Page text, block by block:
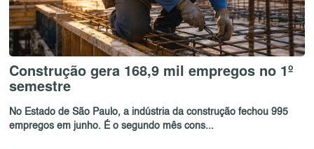
Construção gera 168,9 mil empregos no 1º
semestre
No Estado de São Paulo, a indústria da construção fechou 995
empregos em junho. É o segundo mês cons...